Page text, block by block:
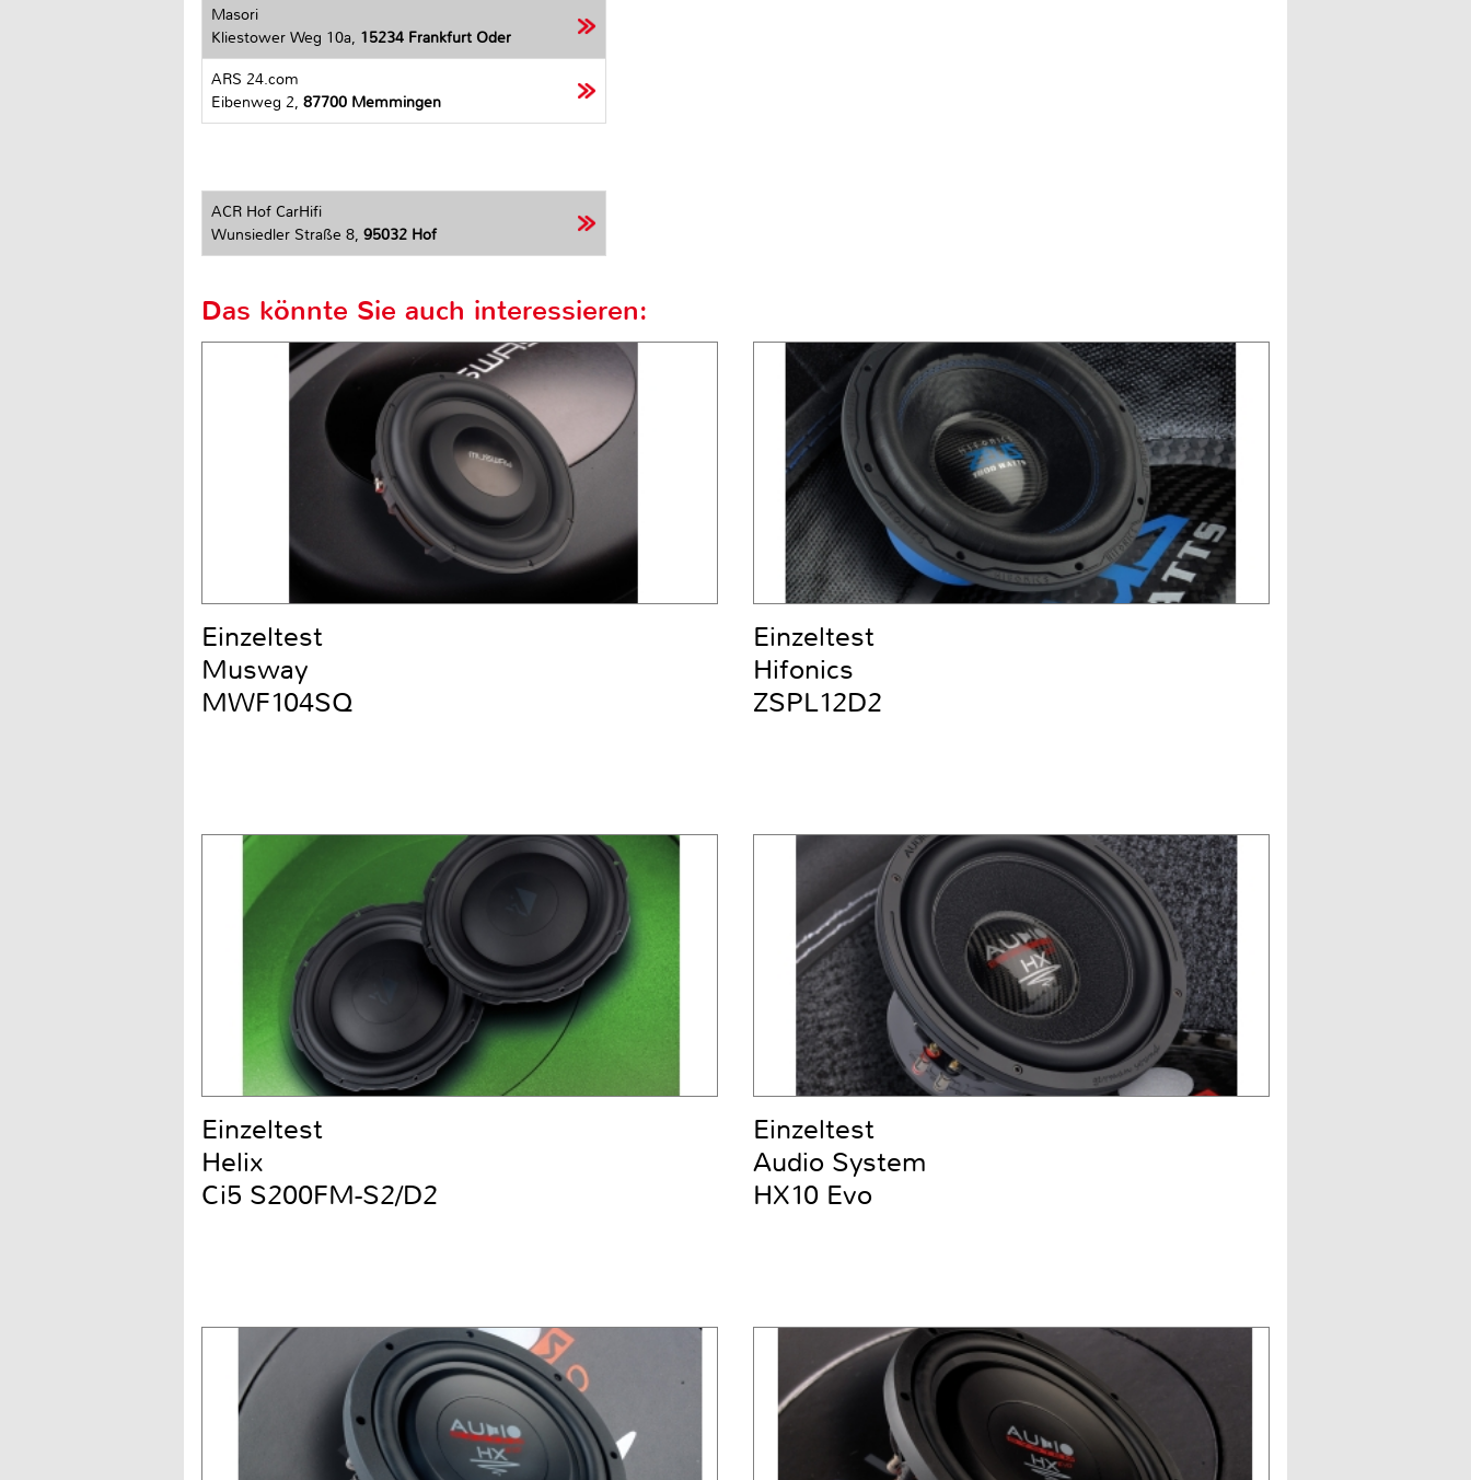
Masori
Kliestower Weg 10a, 15234 Frankfurt Oder
ARS 24.com
Eibenweg 2, 87700 Memmingen
ACR Hof CarHifi
Wunsiedler Straße 8, 95032 Hof
Das könnte Sie auch interessieren:
Einzeltest
Musway
MWF104SQ
Einzeltest
Hifonics
ZSPL12D2
Einzeltest
Helix
Ci5 S200FM-S2/D2
Einzeltest
Audio System
HX10 Evo